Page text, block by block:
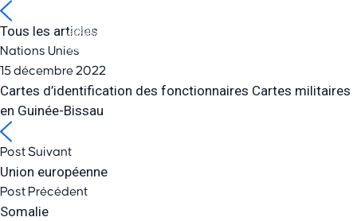
Tous les articles
Nations Unies
15 décembre 2022
Cartes d’identification des fonctionnaires Cartes militaires
en Guinée-Bissau
Post Suivant
Union européenne
Post Précédent
Somalie